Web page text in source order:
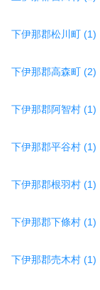
下伊那郡松川町 (1)
下伊那郡高森町 (2)
下伊那郡阿智村 (1)
下伊那郡平谷村 (1)
下伊那郡根羽村 (1)
下伊那郡下條村 (1)
下伊那郡売木村 (1)